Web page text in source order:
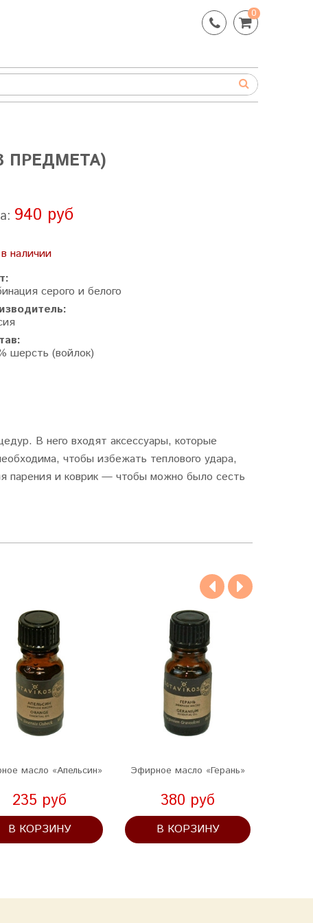
0
ПРЕДМЕТА)
940 руб
наличии
серого и белого
шерсть (войлок)
В него входят аксессуары, которые
чтобы избежать теплового удара,
парения и коврик — чтобы можно было сесть
масло «Апельсин»
235 руб
В КОРЗИНУ
Эфирное масло «Герань»
380 руб
В КОРЗИНУ